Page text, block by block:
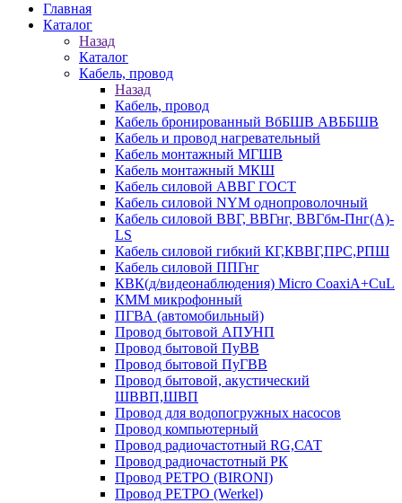
Главная
Каталог
Назад
Каталог
Кабель, провод
Назад
Кабель, провод
Кабель бронированный ВбБШВ АВББШВ
Кабель и провод нагревательный
Кабель монтажный МГШВ
Кабель монтажный МКШ
Кабель силовой АВВГ ГОСТ
Кабель силовой NYM однопроволочный
Кабель силовой ВВГ, ВВГнг, ВВГбм-Пнг(А)-
LS
Кабель силовой гибкий КГ,КВВГ,ПРС,РПШ
Кабель силовой ППГнг
КВК(д/видеонаблюдения) Micro CoaxiA+CuL
КММ микрофонный
ПГВА (автомобильный)
Провод бытовой АПУНП
Провод бытовой ПуВВ
Провод бытовой ПуГВВ
Провод бытовой, акустический
ШВВП,ШВП
Провод для водопогружных насосов
Провод компьютерный
Провод радиочастотный RG,САТ
Провод радиочастотный РК
Провод РЕТРО (BIRONI)
Провод РЕТРО (Werkel)